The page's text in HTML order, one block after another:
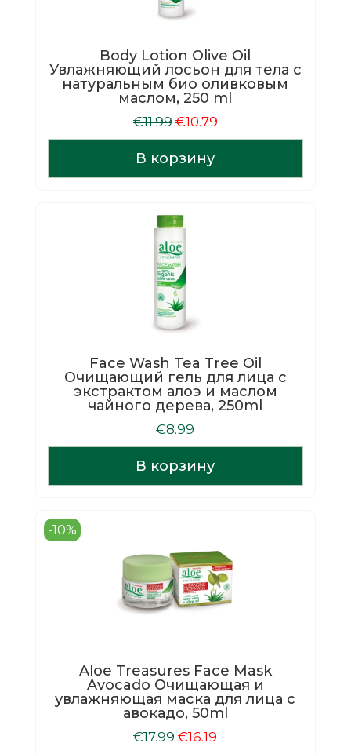
Body Lotion Olive Oil
Увлажняющий лосьон для тела с
натуральным био оливковым
маслом, 250 ml
€11.99 Первоначальная
цена
составляла
€11.99.
€10.79Текущая
цена:
В корзину
Face Wash Tea Tree Oil
Очищающий гель для лица с
экстрактом алоэ и маслом
чайного дерева, 250ml
€8.99
В корзину
-10%
Aloe Treasures Face Mask
Avocado Очищающая и
увлажняющая маска для лица с
авокадо, 50ml
€17.99Первоначальная
€16.19